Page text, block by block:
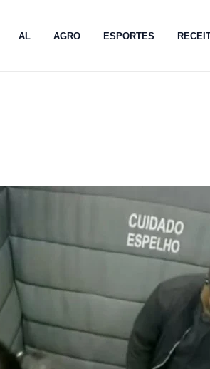
AL AGRO ESPORTES